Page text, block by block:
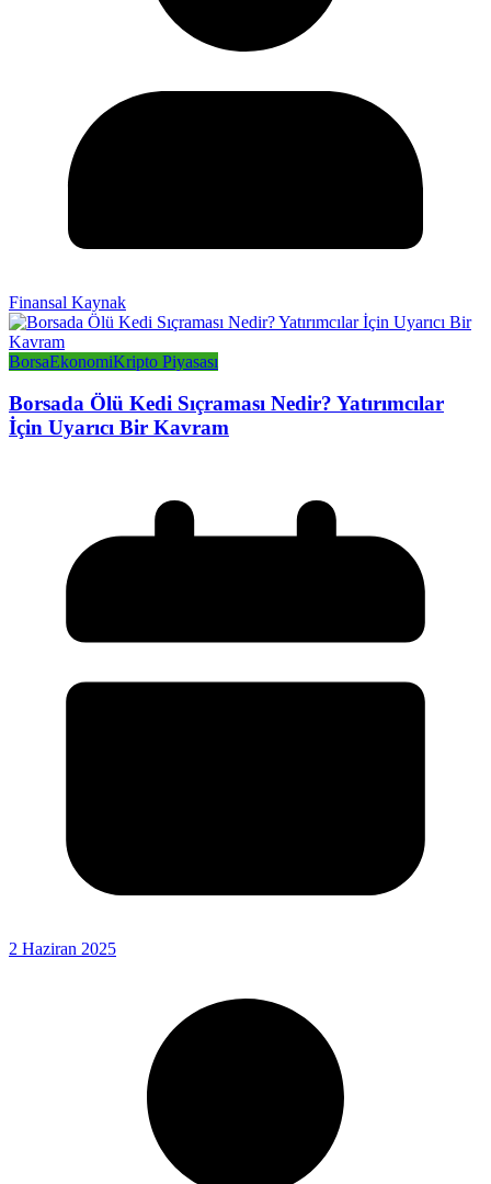
Finansal Kaynak
BorsaEkonomiKripto Piyasası
Borsada Ölü Kedi Sıçraması Nedir? Yatırımcılar
İçin Uyarıcı Bir Kavram
2 Haziran 2025